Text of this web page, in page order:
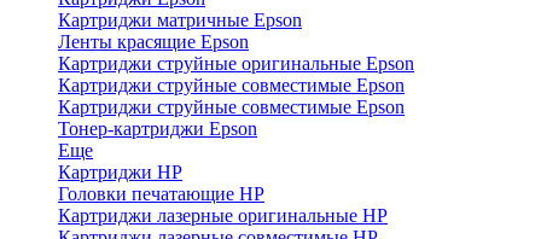
Картриджи матричные Epson
Ленты красящие Epson
Картриджи струйные оригинальные Epson
Картриджи струйные совместимые Epson
Картриджи струйные совместимые Epson
Тонер-картриджи Epson
Еще
Картриджи HP
Головки печатающие HP
Картриджи лазерные оригинальные HP